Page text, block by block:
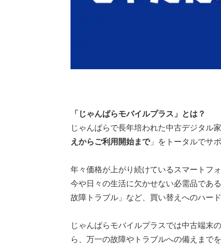
「じゃんぱらモバイルプラス」とは？
じゃんぱらで長年培われた中古デジタル
えからご利用開始まで」をトータルでサ
年々価格が上がり続けているスマートフォ
今や日々の生活に欠かせない必需品であ
故障トラブル」など、買い替えへのハー
じゃんぱらモバイルプラスでは中古端末
ら、万一の故障やトラブルへの備えまで